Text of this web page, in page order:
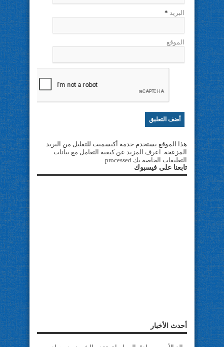
البريد *
الموقع
هذا الموقع يستخدم خدمة أكيسميت للتقليل من البريد
المزعجة. اعرف المزيد عن كيفية التعامل مع بيانات
التعليقات الخاصة بك processed
.
تابعنا على فيسبوك
أحدث الأخبار